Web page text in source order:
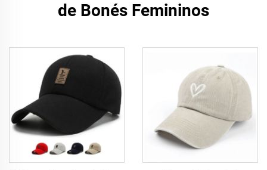
de Bonés Femininos